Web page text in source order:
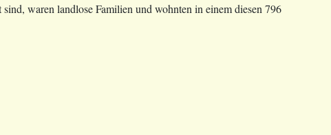
waren landlose Familien und wohnten in einem diesen 796